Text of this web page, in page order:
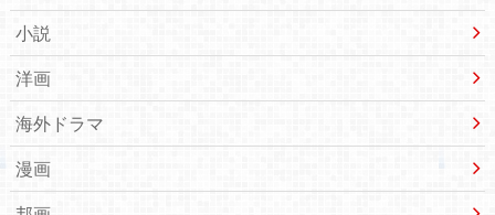
小説
洋画
海外ドラマ
漫画